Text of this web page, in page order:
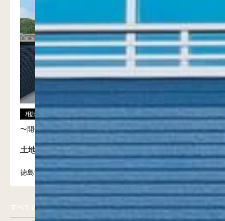
相談会
〜開催中
土地探しから始める家づくり講座
徳島県徳島市川内町
すべてのイベントを見る